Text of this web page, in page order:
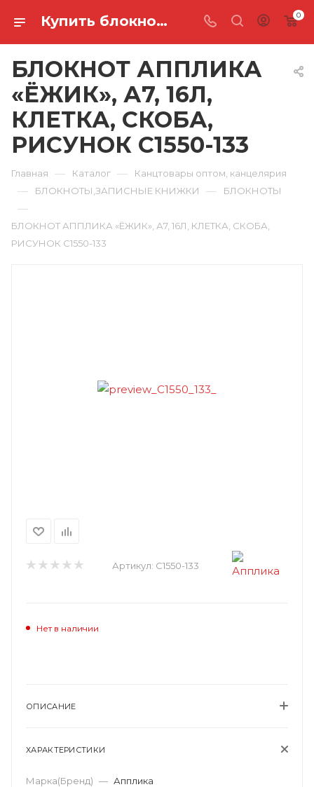
Купить блокнот апплика «ёжик», а7, 16л, клетка, скоба, рисунок С1550-133 в Ростове-на-Дону 0
БЛОКНОТ АППЛИКА
«ЁЖИК», А7, 16Л,
КЛЕТКА, СКОБА,
РИСУНОК С1550-133
Главная — Каталог — Канцтовары оптом, канцелярия
— БЛОКНОТЫ,ЗАПИСНЫЕ КНИЖКИ — БЛОКНОТЫ
—
БЛОКНОТ АППЛИКА «ЁЖИК», А7, 16Л, КЛЕТКА, СКОБА,
РИСУНОК С1550-133
Артикул: С1550-133
Нет в наличии
ОПИСАНИЕ
ХАРАКТЕРИСТИКИ
Марка(Бренд) — Апплика